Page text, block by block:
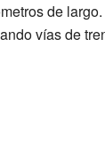
de
vías de